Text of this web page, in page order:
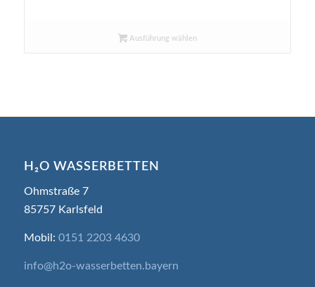
Ausführung wählen
H₂O WASSERBETTEN
Ohmstraße 7
85757 Karlsfeld
Mobil: 0151 2203 4630
info@h2o-wasserbetten.bayern